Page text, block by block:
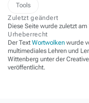
Tools
Zuletzt geändert
Diese Seite wurde zuletzt
Urheberrecht
Der Text Wortwolken wurde
multimediales Lehren und
Wittenberg unter der
veröffentlicht.